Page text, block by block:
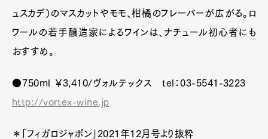
GourmetCars
Product CultureLifestyle
Pen Membership
Official Columnist
ュスカデ）のマスカットやモモ、柑橘のフレーバーが広がる。ロ
ワールの若手醸造家によるワインは、ナチュール初心者にも
おすすめ。
●750ml ￥3,410/ヴォルテックス tel：03-5541-3223
http://vortex-wine.jp
＊「フィガロジャポン」2021年12月号より抜粋